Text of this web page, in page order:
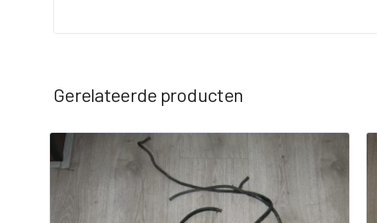
Gerelateerde producten